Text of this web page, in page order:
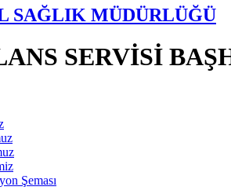
SAĞLIK MÜDÜRLÜĞÜ
SERVİSİ
Şeması